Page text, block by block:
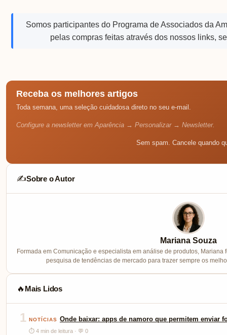
Somos participantes do Programa de Associados da
pelas compras feitas através dos nossos links,
Receba os melhores artigos
Toda semana, uma seleção cuidadosa direto no seu e-mail.
Configure a newsletter em Aparência → Personalizar → Newsletter.
Sem spam. Cancele quando
✍️Sobre o Autor
Mariana Souza
Formada em Comunicação e especialista em análise de produtos,
pesquisa de tendências de mercado para trazer sempre os
🔥 Mais Lidos
1 NOTÍCIAS Onde baixar: apps de namoro que permitem enviar
⏱ 4 min de leitura · 💬 0